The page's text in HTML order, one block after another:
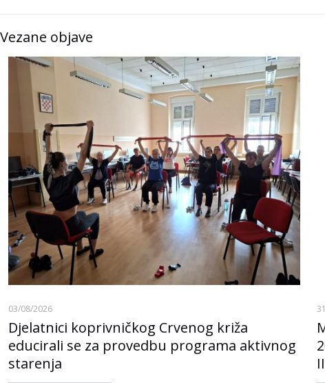
Vezane objave
03/08/2026
Djelatnici koprivničkog Crvenog križa
educirali se za provedbu programa aktivnog
starenja